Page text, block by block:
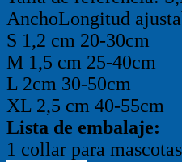
AnchoLongitud
S 1,2 cm 20-30cm
M 1,5 cm 25-40cm
L 2cm 30-50cm
XL 2,5 cm 40-55cm
Lista de embalaje:
1 collar para mascotas